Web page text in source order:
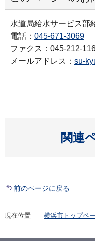
水道局給水サービス部
電話： 045-671-3069
ファクス：045-212-
メールアドレス： su-
関連
前のページに戻る
現在位置 横浜市トップペ